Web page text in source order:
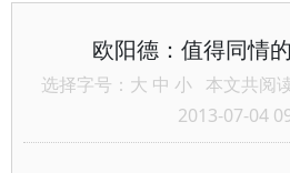
欧阳德：值得同情
选择字号： 大 中 小 本文共阅
2013-07-04